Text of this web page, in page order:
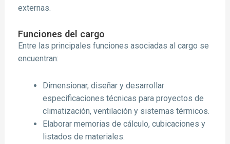
externas.
Funciones del cargo
Entre las principales funciones asociadas al cargo se
encuentran:
Dimensionar, diseñar y desarrollar
especificaciones técnicas para proyectos de
climatización, ventilación y sistemas térmicos.
Elaborar memorias de cálculo, cubicaciones y
listados de materiales.